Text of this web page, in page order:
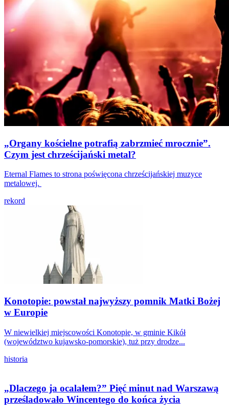
„Organy kościelne potrafią zabrzmieć mrocznie”.
Czym jest chrześcijański metal?
Eternal Flames to strona poświęcona chrześcijańskiej muzyce
metalowej.
rekord
Konotopie: powstał najwyższy pomnik Matki Bożej
w Europie
W niewielkiej miejscowości Konotopie, w gminie Kikół
(województwo kujawsko-pomorskie), tuż przy drodze...
historia
„Dlaczego ja ocalałem?” Pięć minut nad Warszawą
prześladowało Wincentego do końca życia